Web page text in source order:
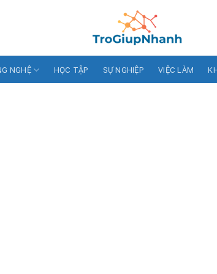
NGHỆ HỌC TẬP SỰ NGHIỆP VIỆC LÀM